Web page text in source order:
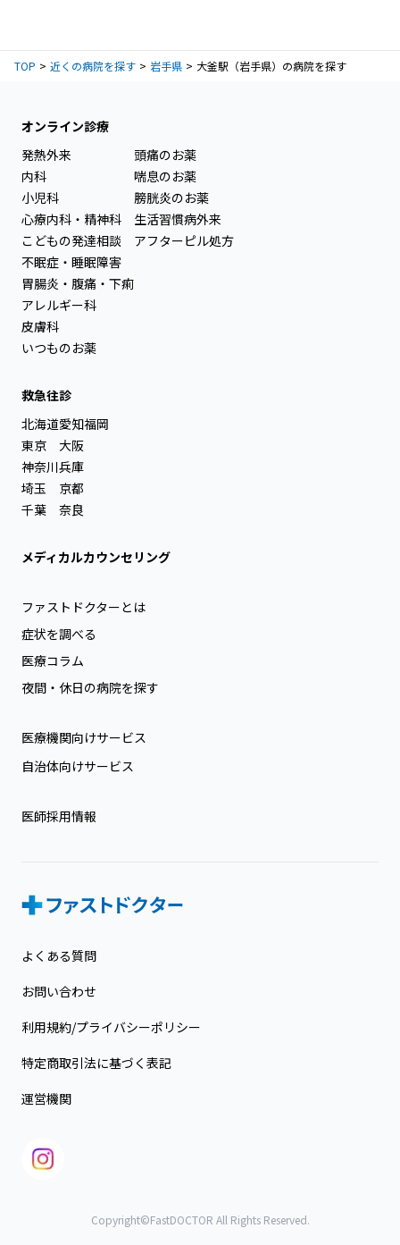
TOP 近くの病院を探す 岩手県 大釜駅（岩手県）の病院を探す
オンライン診療
発熱外来
内科
小児科
心療内科・精神科
こどもの発達相談
不眠症・睡眠障害
胃腸炎・腹痛・下痢
アレルギー科
皮膚科
いつものお薬
頭痛のお薬
喘息のお薬
膀胱炎のお薬
生活習慣病外来
アフターピル処方
救急往診
北海道
東京
神奈川
埼玉
千葉
愛知
大阪
兵庫
京都
奈良
福岡
メディカルカウンセリング
ファストドクターとは
症状を調べる
医療コラム
夜間・休日の病院を探す
医療機関向けサービス
自治体向けサービス
医師採用情報
よくある質問
お問い合わせ
利用規約/プライバシーポリシー
特定商取引法に基づく表記
運営機関
Copyright©FastDOCTOR All Rights Reserved.